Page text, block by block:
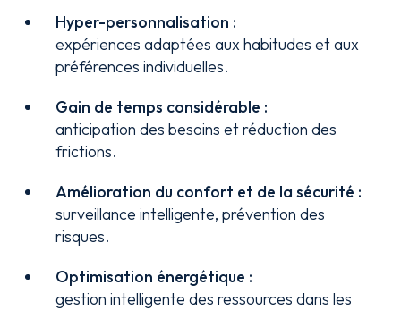
Hyper-personnalisation :
expériences adaptées aux habitudes et aux
préférences individuelles.
Gain de temps considérable :
anticipation des besoins et réduction des
frictions.
Amélioration du confort et de la sécurité :
surveillance intelligente, prévention des
risques.
Optimisation énergétique :
gestion intelligente des ressources dans les